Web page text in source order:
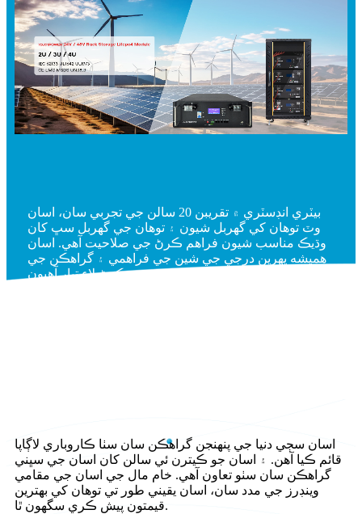
بيٽري انڊسٽري ۾ تقريبن 20 سالن جي تجربي سان، اسان
وٽ توهان کي گهربل شيون ۽ توهان جي گهربل سڀ کان
وڌيڪ مناسب شيون فراهم ڪرڻ جي صلاحيت آهي. اسان
هميشه پهرين درجي جي شين جي فراهمي ۽ گراهڪن جي
اسان سڄي دنيا جي پنهنجن گراهڪن سان سٺا ڪاروباري لاڳاپا
قائم ڪيا آهن. ۽ اسان جو ڪيترن ئي سالن کان اسان جي سڀني
گراهڪن سان سٺو تعاون آهي. خام مال جي اسان جي مقامي
وينڊرز جي مدد سان، اسان يقيني طور تي توهان کي بهترين
قيمتون پيش ڪري سگهون ٿا.